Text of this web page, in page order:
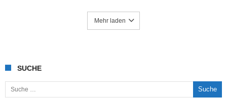
Mehr laden
SUCHE
Suche nach: